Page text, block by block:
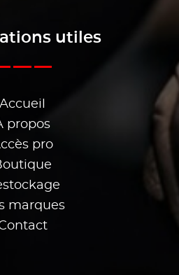
utiles
Accueil
propos
pro
marques